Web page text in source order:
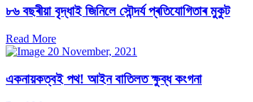
৮৬ বছৰীয়া বৃদ্ধাই জিনিলে সৌন্দৰ্য প্ৰতিযোগিতাৰ মুকুট
Read More
20 November, 2021
একনায়কত্বই পথ! আইন বাতিলত ক্ষুব্ধ কংগনা